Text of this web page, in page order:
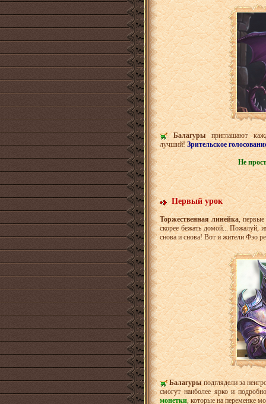
Балагурыприглашают
лучший!Зрительское
Не
Первый урок
Торжественная линейка,
скорее бежать домой... Пожалуй,
снова и снова! Вот и жители Фэо
Балагурыподглядели за
смогут наиболее ярко и
монетки, которые на переменке